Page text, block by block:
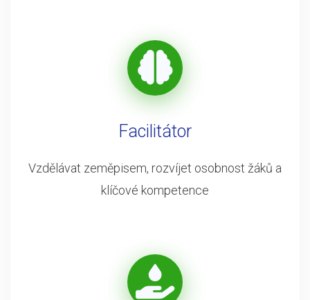
Facilitátor
Vzdělávat zeměpisem, rozvíjet osobnost žáků a
klíčové kompetence